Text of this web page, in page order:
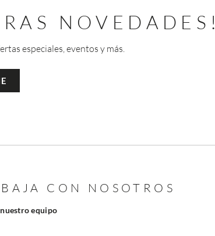
NOVEDADES!
especiales, eventos y más.
CON NOSOTROS
equipo